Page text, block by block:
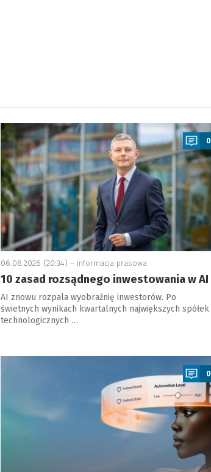
a
0
06.08.2026 (20:34) – informacja prasowa
10 zasad rozsądnego inwestowania w AI
AI znowu rozpala wyobraźnię inwestorów. Po
świetnych wynikach kwartalnych największych spółek
technologicznych …
a
0